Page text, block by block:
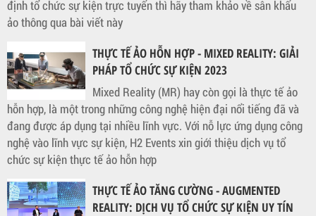
định tổ chức sự kiện trực tuyến thì hãy tham khảo về sân khấu
ảo thông qua bài viết này
THỰC TẾ ẢO HỖN HỢP - MIXED REALITY: GIẢI
PHÁP TỔ CHỨC SỰ KIỆN 2023
Mixed Reality (MR) hay còn gọi là thực tế ảo
hỗn hợp, là một trong những công nghệ hiện đại nổi tiếng đã và
đang được áp dụng tại nhiều lĩnh vực. Với nỗ lực ứng dụng công
nghệ vào lĩnh vực sự kiện, H2 Events xin giới thiệu dịch vụ tổ
chức sự kiện thực tế ảo hỗn hợp
THỰC TẾ ẢO TĂNG CƯỜNG - AUGMENTED
REALITY: DỊCH VỤ TỔ CHỨC SỰ KIỆN UY TÍN